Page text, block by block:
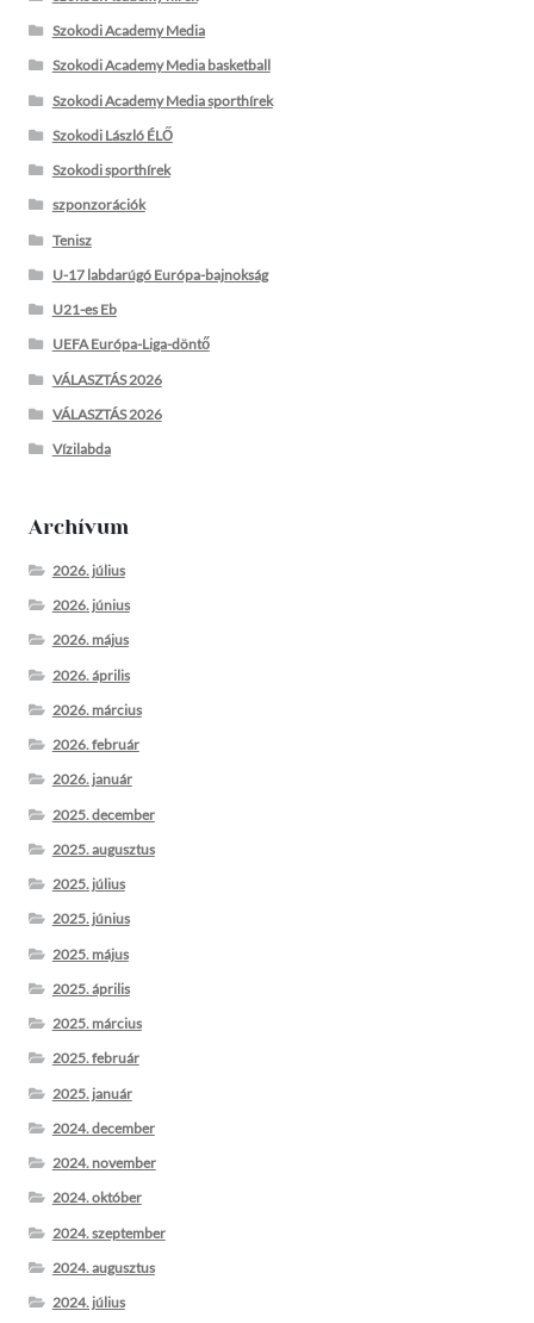
Szokodi Academy Media
Szokodi Academy Media basketball
Szokodi Academy Media sporthírek
Szokodi László ÉLŐ
Szokodi sporthírek
szponzorációk
Tenisz
U-17 labdarúgó Európa-bajnokság
U21-es Eb
UEFA Európa-Liga-döntő
VÁLASZTÁS 2026
VÁLASZTÁS 2026
Vízilabda
Archívum
2026. július
2026. június
2026. május
2026. április
2026. március
2026. február
2026. január
2025. december
2025. augusztus
2025. július
2025. június
2025. május
2025. április
2025. március
2025. február
2025. január
2024. december
2024. november
2024. október
2024. szeptember
2024. augusztus
2024. július